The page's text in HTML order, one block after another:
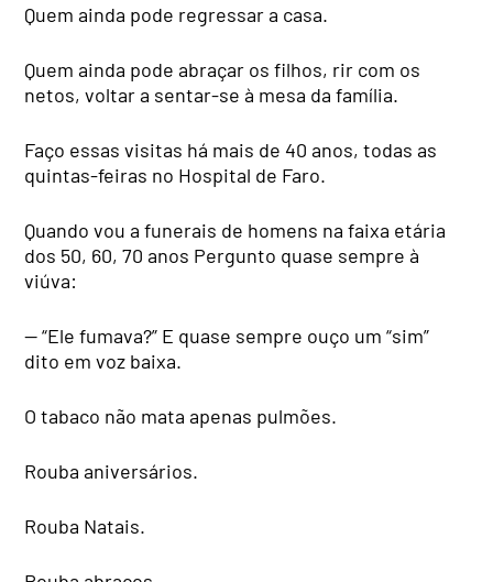
Quem ainda pode regressar a casa.
Quem ainda pode abraçar os filhos, rir com os
netos, voltar a sentar-se à mesa da família.
Faço essas visitas há mais de 40 anos, todas as
quintas-feiras no Hospital de Faro.
Quando vou a funerais de homens na faixa etária
dos 50, 60, 70 anos Pergunto quase sempre à
viúva:
— “Ele fumava?” E quase sempre ouço um “sim”
dito em voz baixa.
O tabaco não mata apenas pulmões.
Rouba aniversários.
Rouba Natais.